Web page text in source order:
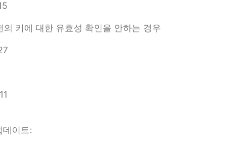
키에 대한 유효성 확인을 안하는 경우
데이트: